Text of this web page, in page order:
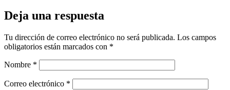
Deja una respuesta
Tu dirección de correo electrónico no será publicada. Los campos
obligatorios están marcados con *
Nombre *
Correo electrónico *